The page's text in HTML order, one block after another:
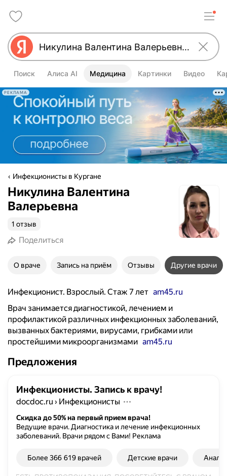
Поиск Алиса AI Медицина Картинки Видео
РЕКЛАМА
Инфекционисты в Кургане
Никулина Валентина
Валерьевна
1 отзыв
Поделиться
О враче Запись на приём Отзывы Другие врачи
Инфекционист. Взрослый. Стаж 7 лет am45.ru
Врач занимается диагностикой, лечением и
профилактикой различных инфекционных заболеваний,
вызванных бактериями, вирусами, грибками или
простейшими микроорганизмами am45.ru
Предложения
Инфекционисты. Запись к врачу!
docdoc.ru › Инфекционисты
Скидка до 50% на первый прием врача!
Ведущие врачи. Диагностика и лечение инфекционных
заболеваний. Врачи рядом с Вами! Реклама
Более 366 619 врачей Детские врачи